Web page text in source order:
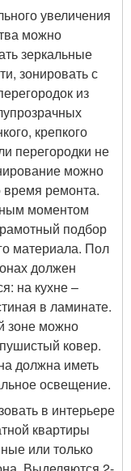
увеличения
можно
зеркальные
зонировать с
из
крепкого
перегородки не
можно
время ремонта.
моментом
подбор
материала. Пол
должен
на кухне –
в ламинате.
зоне можно
ковер.
должна иметь
освещение.
в интерьере
квартиры
или только